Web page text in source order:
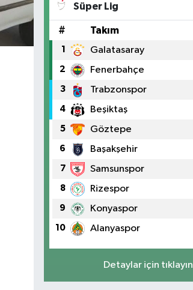
Süper Lig
# Takım
1 Galatasaray
2 Fenerbahçe
3 Trabzonspor
4 Beşiktaş
5 Göztepe
6 Başakşehir
7 Samsunspor
8 Rizespor
9 Konyaspor
10 Alanyaspor
Detaylar için tıklayın